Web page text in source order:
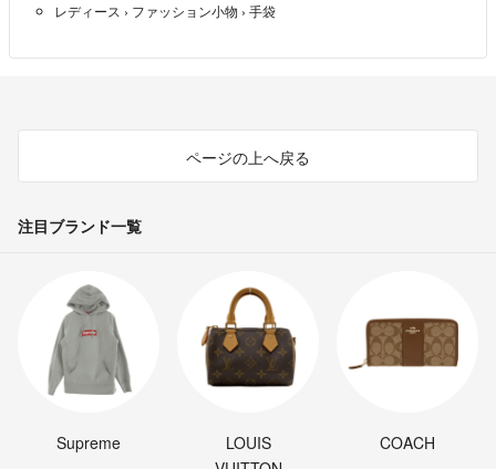
レディース › ファッション小物 › 手袋
ページの上へ戻る
注目ブランド一覧
Supreme
LOUIS
COACH